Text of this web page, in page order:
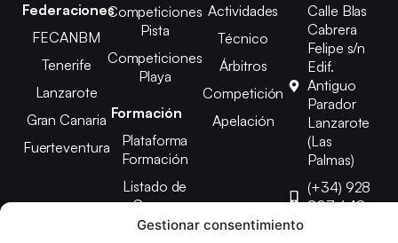
Gestionar consentimiento
Federaciones
FECANBM
Tenerife
Lanzarote
Gran Canaria
Fuerteventura
Competiciones
Pista
Competiciones
Playa
Formación
Plataforma
Formación
Listado de
Cursos
Actividades
Técnico
Árbitros
Competición
Apelación
Calle Blas
Cabrera
Felipe s/n
Edif.
Antiguo
Parador
Lanzarote
(Las
Palmas)
(+34) 928
807 648